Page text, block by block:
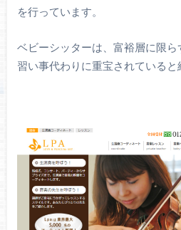
を行っています。
ベビーシッターは、富裕層に限
習い事代わりに重宝されていると